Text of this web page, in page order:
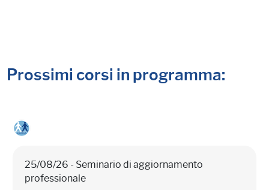
Prossimi corsi in programma:
25/08/26 - Seminario di aggiornamento
professionale